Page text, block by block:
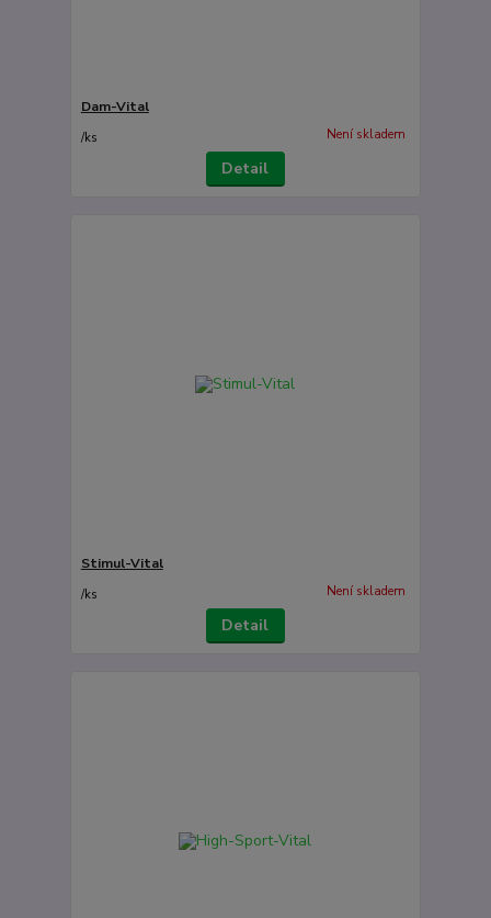
Dam-Vital
/ks Není skladem
Detail
Stimul-Vital
/ks Není skladem
Detail